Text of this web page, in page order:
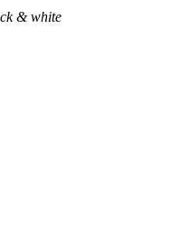
& white